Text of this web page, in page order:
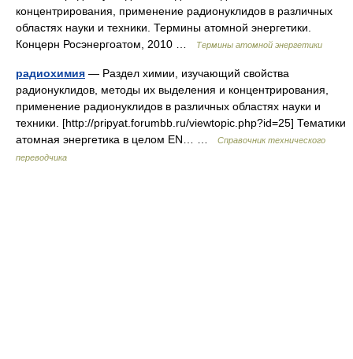
концентрирования, применение радионуклидов в различных
областях науки и техники. Термины атомной энергетики.
Концерн Росэнергоатом, 2010 …
Термины атомной энергетики
радиохимия — Раздел химии, изучающий свойства
радионуклидов, методы их выделения и концентрирования,
применение радионуклидов в различных областях науки и
техники. [http://pripyat.forumbb.ru/viewtopic.php?id=25] Тематики
атомная энергетика в целом EN… …
Справочник технического
переводчика